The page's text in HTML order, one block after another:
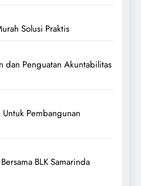
Solusi Praktis
dan Penguatan Akuntabilitas
Pembangunan
BLK Samarinda